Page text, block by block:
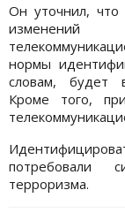
Он уточнил, что
изменений
нормы
словам, будет
Кроме того,
потребовали
терроризма.